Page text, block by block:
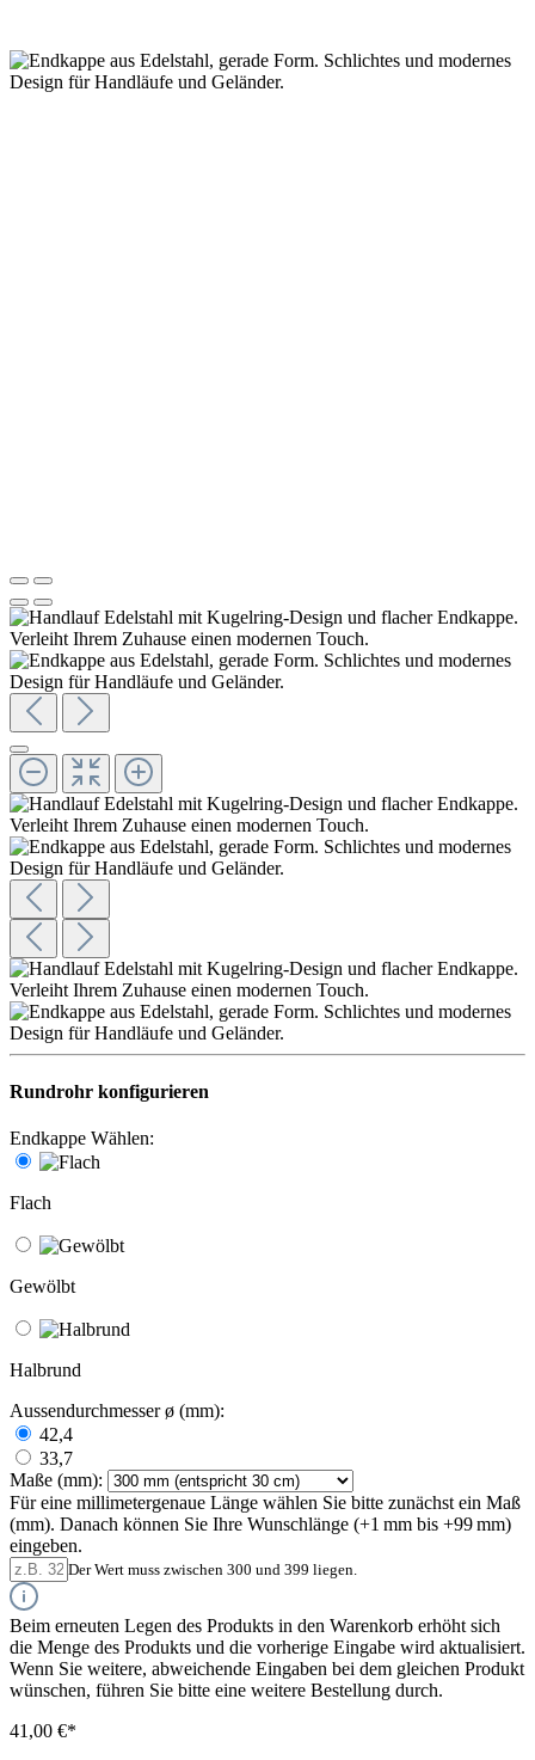
Rundrohr konfigurieren
Endkappe Wählen:
Flach
Gewölbt
Halbrund
Aussendurchmesser ø (mm):
42,4
33,7
Maße (mm):
Für eine millimetergenaue Länge wählen Sie bitte zunächst ein Maß
(mm). Danach können Sie Ihre Wunschlänge (+1 mm bis +99 mm)
eingeben.
Der Wert muss zwischen 300 und 399 liegen.
Beim erneuten Legen des Produkts in den Warenkorb erhöht sich
die Menge des Produkts und die vorherige Eingabe wird aktualisiert.
Wenn Sie weitere, abweichende Eingaben bei dem gleichen Produkt
wünschen, führen Sie bitte eine weitere Bestellung durch.
41,00 €*